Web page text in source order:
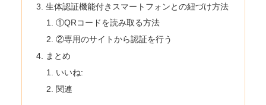
生体認証機能付きスマートフォンとの紐づけ方法
①QRコードを読み取る方法
②専用のサイトから認証を行う
まとめ
いいね:
関連